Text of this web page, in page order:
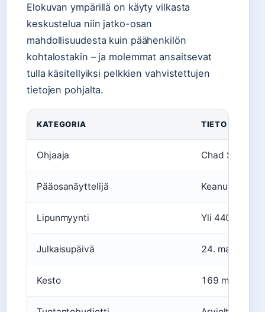
Elokuvan ympärillä on käyty vilkasta
keskustelua niin jatko-osan
mahdollisuudesta kuin päähenkilön
kohtalostakin – ja molemmat ansaitsevat
tulla käsitellyiksi pelkkien vahvistettujen
tietojen pohjalta.
KATEGORIA TIETO
Ohjaaja Chad Stahelski
Pääosanäyttelijä Keanu Reeves
Lipunmyynti Yli 440
Julkaisupäivä 24.
Kesto 169 minuuttia